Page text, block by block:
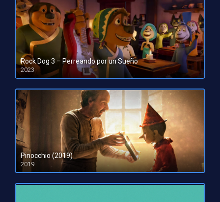
Rock Dog 3 – Perreando por un Sueño
2023
HD 1080pHD 720p
Pinocchio (2019)
2019
HD 720p